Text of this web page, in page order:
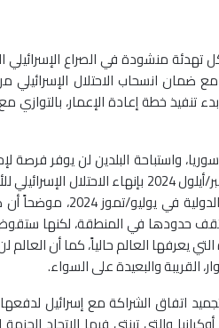
منشودة في الصراع
مع ضمان انسحاب الاحتلال
خطة إعادة الإعمار، بالتوازي
واستباحة البلدين لن يوفر فرصة
شهراً تنفيذاً لأحكام القانون
تقف حدودها في المنطقة، لكنها
يعرفها العالم حالياً، كما أن العالم
القريبة والبعيدة على السواء.
اتفاق الشراكة مع إسرائيل